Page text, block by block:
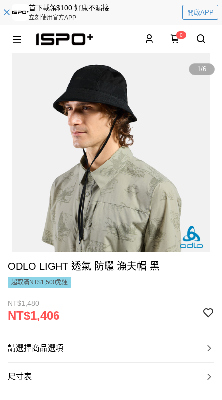
首下載領$100 好康不漏接
立刻使用官方APP
開啟APP
0
1/6
ODLO LIGHT 透氣 防曬 漁夫帽 黑
超取滿NT$1,500免運
NT$1,480
NT$1,406
請選擇商品選項
尺寸表